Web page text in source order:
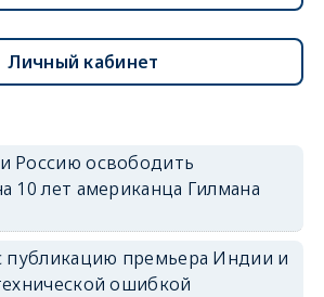
Личный кабинет
Россию освободить
10 лет американца Гилмана
публикацию премьера Индии и
ошибкой